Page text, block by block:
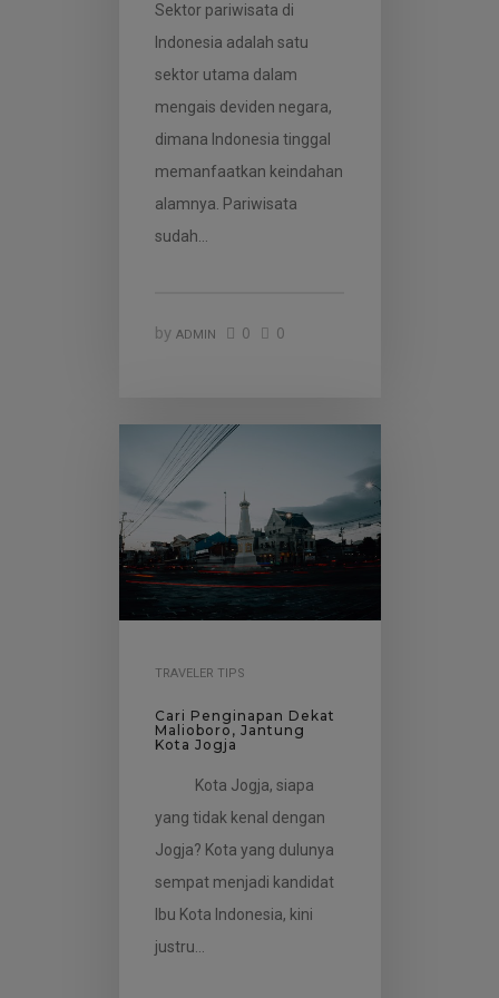
Sektor pariwisata di
Indonesia adalah satu
sektor utama dalam
mengais deviden negara,
dimana Indonesia tinggal
memanfaatkan keindahan
alamnya. Pariwisata
sudah…
byADMIN 0 0
TRAVELER TIPS
Cari Penginapan Dekat
Malioboro, Jantung
Kota Jogja
Kota Jogja, siapa
yang tidak kenal dengan
Jogja? Kota yang dulunya
sempat menjadi kandidat
Ibu Kota Indonesia, kini
justru…